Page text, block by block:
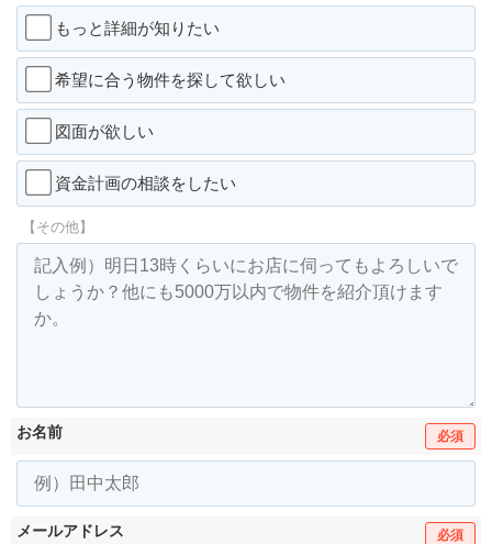
もっと詳細が知りたい
希望に合う物件を探して欲しい
図面が欲しい
資金計画の相談をしたい
【その他】
お名前 必須
メールアドレス 必須